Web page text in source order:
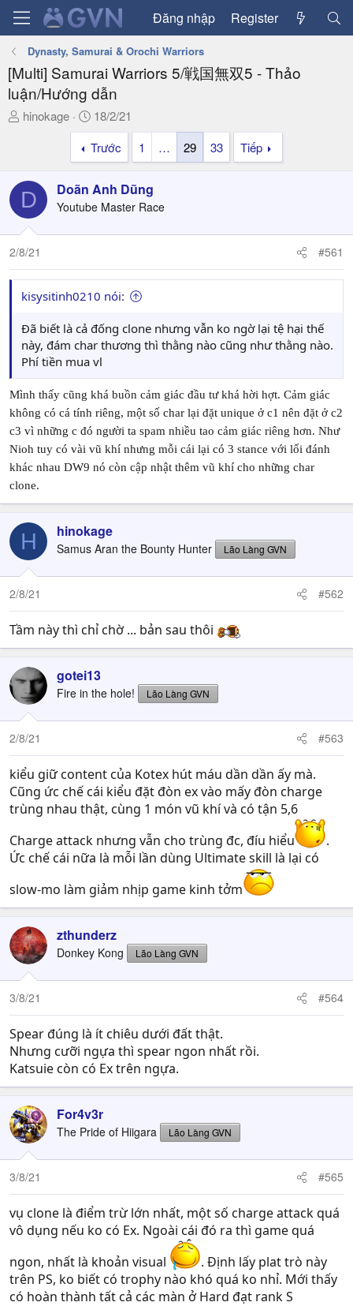
Đăng nhập Register
Dynasty, Samurai & Orochi Warriors
[Multi] Samurai Warriors 5/戦国無双5 - Thảo
luận/Hướng dẫn
T
a
d
s
t
a
t
e
hinokage
N
g
à
y
g
ử
i
18/2/21
Trước
1 … 29 33 Tiếp
D Doãn Anh Dũng
Youtube Master Race
2/8/21 #561
kisysitinh0210 nói:
Đã biết là cả đống clone nhưng vẫn ko ngờ lại tệ hại thế
này, đám char thương thì thằng nào cũng như thằng nào.
Phí tiền mua vl
Mình thấy cũng khá buồn cảm giác đầu tư khá hời hợt. Cảm giác
không có cá tính riêng, một số char lại đặt unique ở c1 nên đặt ở c2
c3 vì những c đó người ta spam nhiều tao cảm giác riêng hơn. Như
Nioh tuy có vài vũ khí nhưng mỗi cái lại có 3 stance với lối đánh
khác nhau DW9 nó còn cập nhật thêm vũ khí cho những char
clone.
H hinokage
Samus Aran the Bounty Hunter Lão Làng GVN
2/8/21 #562
Tầm này thì chỉ chờ ... bản sau thôi
gotei13
Fire in the hole! Lão Làng GVN
2/8/21 #563
kiểu giữ content của Kotex hút máu dần dần ấy mà.
Cũng ức chế cái kiểu đặt đòn ex vào mấy đòn charge
trùng nhau thật, cùng 1 món vũ khí và có tận 5,6
Charge attack nhưng vẫn cho trùng đc, đíu hiểu
.
Ức chế cái nữa là mỗi lần dùng Ultimate skill là lại có
slow-mo làm giảm nhịp game kinh tởm
zthunderz
Donkey Kong Lão Làng GVN
3/8/21 #564
Spear đúng là ít chiêu dưới đất thật.
Nhưng cưỡi ngựa thì spear ngon nhất rồi.
Katsuie còn có Ex trên ngựa.
For4v3r
The Pride of Hiigara Lão Làng GVN
3/8/21 #565
vụ clone là điểm trừ lớn nhất, một số charge attack quá
vô dụng nếu ko có Ex. Ngoài cái đó ra thì game quá
ngon, nhất là khoản visual
. Định lấy plat trò này
trên PS, ko biết có trophy nào khó quá ko nhỉ. Mới thấy
có hoàn thành tất cả các màn ở Hard đạt rank S